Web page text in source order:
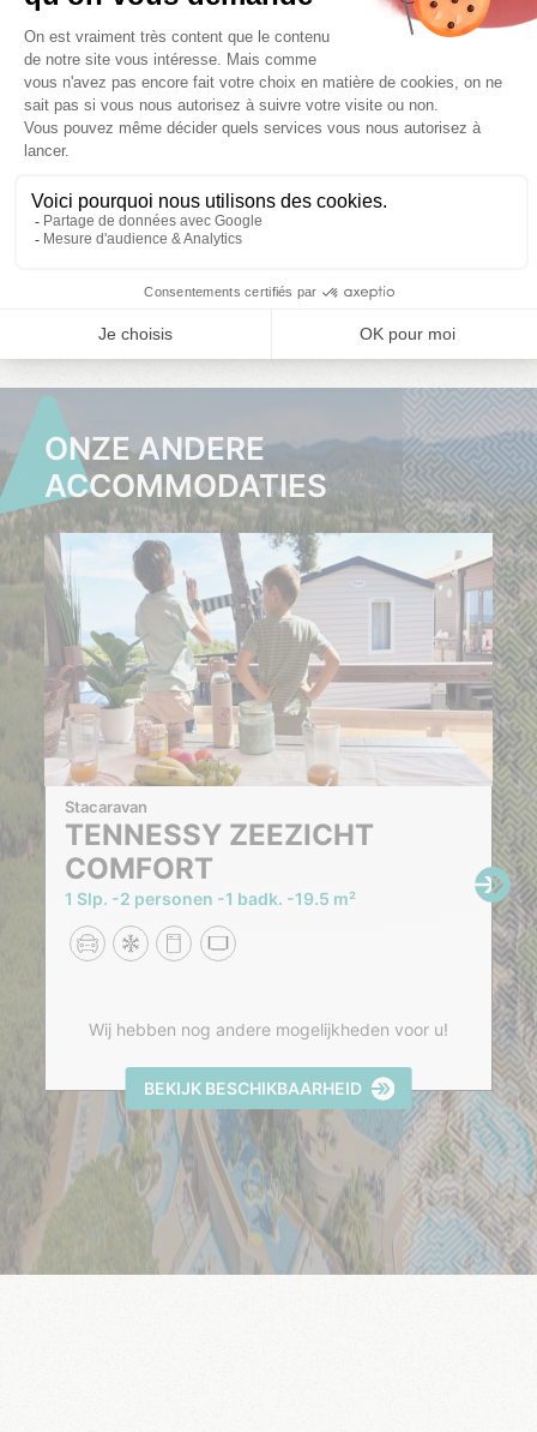
08/08/2026 -
15/08/2026
15/08/2026 -
22/08/2026
22/08/2026 -
29/08/2026
KLIK
HIER
KLIK
HIER
ONZE ANDERE
ACCOMMODATIES
BEKIJK BESCHIKBAARHEID
Stacaravan
TENNESSY ZEEZICHT
COMFORT
1 Slp. 2 personen 1 badk. 19.5 m²
Wij hebben nog andere mogelijkheden voor u!